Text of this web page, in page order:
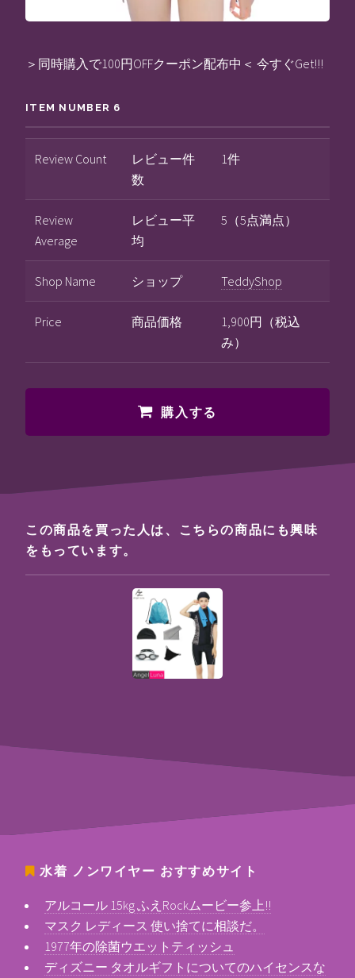
＞同時購入で100円OFFクーポン配布中＜ 今すぐGet!!!
ITEM NUMBER 6
Review Count
レビュー件
数
1件
Review
Average
レビュー平
均
5（5点満点）
Shop Name ショップ TeddyShop
Price 商品価格
1,900円（税込
み）
購入する
この商品を買った人は、こちらの商品にも興味
をもっています。
水着 ノンワイヤー おすすめサイト
アルコール 15kg ふえRockムービー参上!!
マスク レディース 使い捨てに相談だ。
1977年の除菌ウエットティッシュ
ディズニー タオルギフトについてのハイセンスな